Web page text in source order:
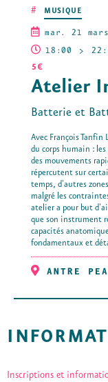
Inscriptions et
# MUSIQUE
mar. 21
18:00
5€
Atelier
Batterie et
Avec François
du corps humain :
des mouvements
répercutent sur
temps, d'autres
malgré les
atelier a pour but
que son instrument
capacités
fondamentaux et
ANTRE